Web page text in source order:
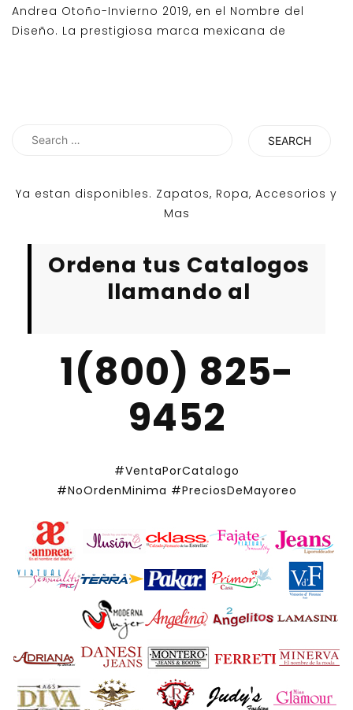
Andrea Otoño-Invierno 2019, en el Nombre del
Diseño. La prestigiosa marca mexicana de
Search
Ya estan disponibles. Zapatos, Ropa, Accesorios y
Mas
Ordena tus Catalogos
llamando al
1(800) 825-
9452
#VentaPorCatalogo
#NoOrdenMinima #PreciosDeMayoreo